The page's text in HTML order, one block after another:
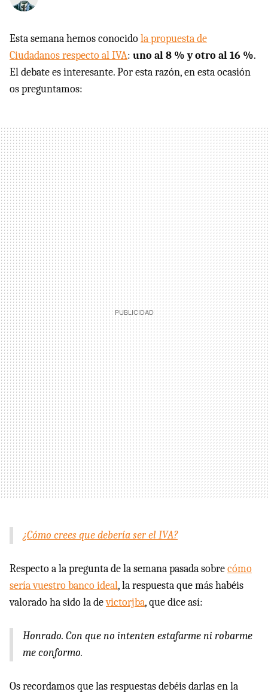
Esta semana hemos conocidola propuesta de
Ciudadanos respecto al IVA: uno al 8 % y otro al 16 %.
El debate es interesante. Por esta razón, en esta ocasión
os preguntamos:
¿Cómo crees que debería ser el IVA?
Respecto a la pregunta de la semana pasada sobrecómo
sería vuestro banco ideal, la respuesta que más habéis
valorado ha sido la devictorjba, que dice así:
Honrado. Con que no intenten estafarme ni robarme
me conformo.
Os recordamos que las respuestas debéis darlas en la